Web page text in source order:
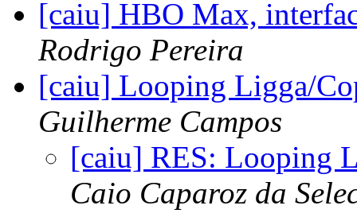
[caiu] HBO Max,
Rodrigo Pereira
[caiu] Looping Ligga/
Guilherme Campos
[caiu] RES: Looping
Caio Caparoz da